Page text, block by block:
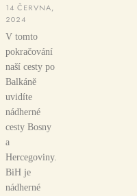
14 ČERVNA,
2024
V tomto
pokračování
naší cesty po
Balkáně
uvidíte
nádherné
cesty Bosny
a
Hercegoviny.
BiH je
nádherné